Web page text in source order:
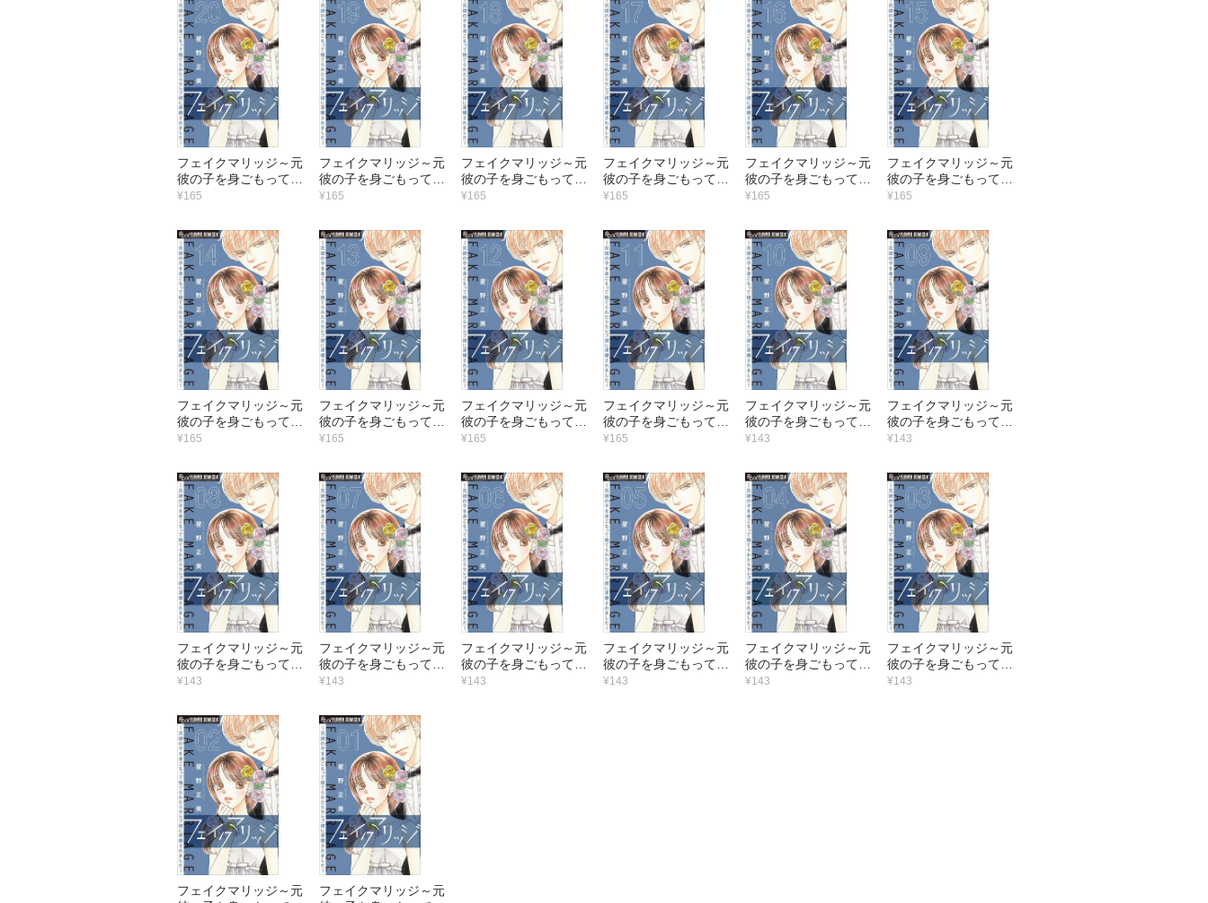
フェイクマリッジ～元
彼の子を身ごもって捨
てられたらセレブ彼に
イクロ】 （20）
¥165
フェイクマリッジ～元
彼の子を身ごもって捨
てられたらセレブ彼に
イクロ】 （19）
¥165
フェイクマリッジ～元
彼の子を身ごもって捨
てられたらセレブ彼に
イクロ】 （18）
¥165
フェイクマリッジ～元
彼の子を身ごもって捨
てられたらセレブ彼に
イクロ】 （17）
¥165
フェイクマリッジ～元
彼の子を身ごもって捨
てられたらセレブ彼に
イクロ】 （16）
¥165
フェイクマリッジ～元
彼の子を身ごもって捨
てられたらセレブ彼に
イクロ】 （15）
¥165
フェイクマリッジ～元
彼の子を身ごもって捨
てられたらセレブ彼に
イクロ】 （14）
¥165
フェイクマリッジ～元
彼の子を身ごもって捨
てられたらセレブ彼に
イクロ】 （13）
¥165
フェイクマリッジ～元
彼の子を身ごもって捨
てられたらセレブ彼に
イクロ】 （12）
¥165
フェイクマリッジ～元
彼の子を身ごもって捨
てられたらセレブ彼に
イクロ】 （11）
¥165
フェイクマリッジ～元
彼の子を身ごもって捨
てられたらセレブ彼に
イクロ】 （10）
¥143
フェイクマリッジ～元
彼の子を身ごもって捨
てられたらセレブ彼に
イクロ】 （9）
¥143
フェイクマリッジ～元
彼の子を身ごもって捨
てられたらセレブ彼に
イクロ】 （8）
¥143
フェイクマリッジ～元
彼の子を身ごもって捨
てられたらセレブ彼に
イクロ】 （7）
¥143
フェイクマリッジ～元
彼の子を身ごもって捨
てられたらセレブ彼に
¥143
フェイクマリッジ～元
彼の子を身ごもって捨
てられたらセレブ彼に
¥143
フェイクマリッジ～元
彼の子を身ごもって捨
てられたらセレブ彼に
¥143
フェイクマリッジ～元
彼の子を身ごもって捨
てられたらセレブ彼に
¥143
フェイクマリッジ～元
フェイクマリッジ～元